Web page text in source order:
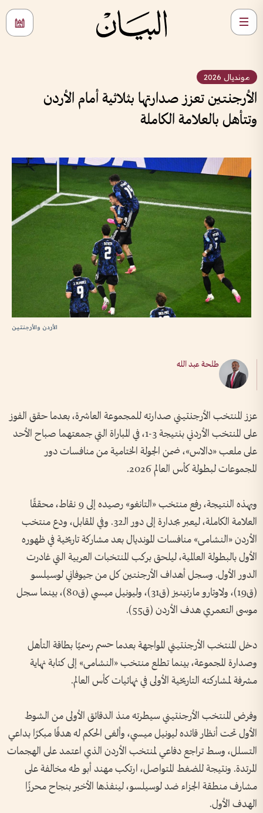
مونديال 2026
الأرجنتين تعزز صدارتها بثلاثية أمام الأردن
وتتأهل بالعلامة الكاملة
الأردن والأرجنتين
طلحة عبد الله
عزز المنتخب الأرجنتيني صدارته للمجموعة العاشرة، بعدما حقق الفوز
على المنتخب الأردني بنتيجة 3-1، في المباراة التي جمعتهما صباح الأحد
على ملعب «دالاس»، ضمن الجولة الختامية من منافسات دور
المجموعات لبطولة كأس العالم 2026.
وبهذه النتيجة، رفع منتخب «التانغو» رصيده إلى 9 نقاط، محققًا
العلامة الكاملة، ليعبر بجدارة إلى دور الـ32. وفي المقابل، ودع منتخب
الأردن «النشامى» منافسات المونديال بعد مشاركة تاريخية في ظهوره
الأول بالبطولة العالمية، ليلحق بركب المنتخبات العربية التي غادرت
الدور الأول. وسجل أهداف الأرجنتين كل من جيوفاني لوسيلسو
(ق19)، ولاوتارو مارتينيز (ق31)، وليونيل ميسي (ق80)، بينما سجل
موسى التعمري هدف الأردن (ق55).
دخل المنتخب الأرجنتيني المواجهة بعدما حسم رسميًا بطاقة التأهل
وصدارة المجموعة، بينما تطلع منتخب «النشامى» إلى كتابة نهاية
مشرفة لمشاركته التاريخية الأولى في نهائيات كأس العالم.
وفرض المنتخب الأرجنتيني سيطرته منذ الدقائق الأولى من الشوط
الأول تحت أنظار قائده ليونيل ميسي، وألغى الحكم له هدفًا مبكرًا بداعي
التسلل، وسط تراجع دفاعي لمنتخب الأردن الذي اعتمد على الهجمات
المرتدة. ونتيجة للضغط المتواصل، ارتكب مهند أبو طه مخالفة على
مشارف منطقة الجزاء ضد لوسيلسو، لينفذها الأخير بنجاح محرزًا
الهدف الأول.